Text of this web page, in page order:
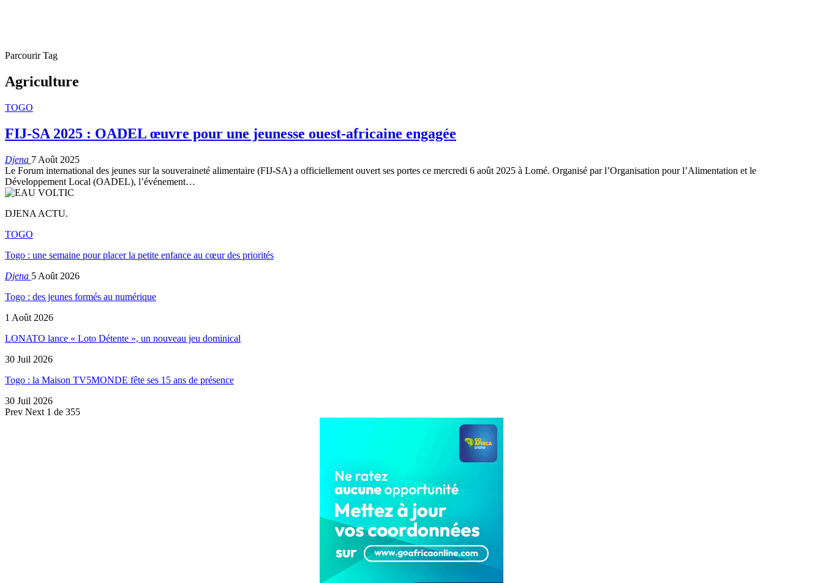
Parcourir Tag
Agriculture
TOGO
FIJ-SA 2025 : OADEL œuvre pour une jeunesse ouest-africaine engagée
Djena 7 Août 2025
Le Forum international des jeunes sur la souveraineté alimentaire (FIJ-SA) a officiellement ouvert ses portes ce mercredi 6 août 2025 à Lomé. Organisé par l’Organisation pour l’Alimentation et le
Développement Local (OADEL), l’événement…
DJENA ACTU.
TOGO
Togo : une semaine pour placer la petite enfance au cœur des priorités
Djena 5 Août 2026
Togo : des jeunes formés au numérique
1 Août 2026
LONATO lance « Loto Détente », un nouveau jeu dominical
30 Juil 2026
Togo : la Maison TV5MONDE fête ses 15 ans de présence
30 Juil 2026
Prev Next 1 de 355